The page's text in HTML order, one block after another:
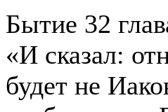
Бытие 32
«И сказал:
будет не